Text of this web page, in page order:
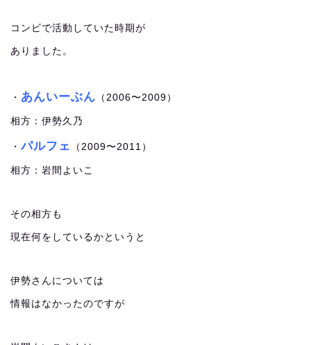
コンビで活動していた時期が
ありました。
・ あんいーぶん （2006〜2009）
相方：伊勢久乃
・パルフェ （2009〜2011）
相方：岩間よいこ
その相方も
現在何をしているかというと
伊勢さんについては
情報はなかったのですが